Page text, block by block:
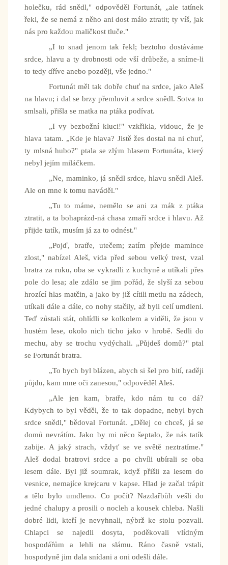
holečku, rád snědl," odpověděl Fortunát, „ale tatínek
řekl, že se nemá z něho ani dost málo ztratit; ty víš, jak
nás pro každou maličkost tluče."
„I to snad jenom tak řekl; beztoho dostáváme
srdce, hlavu a ty drobnosti ode vší drůbeže, a sníme-li
to tedy dříve anebo později, vše jedno."
Fortunát měl tak dobře chuť na srdce, jako Aleš
na hlavu; i dal se brzy přemluvit a srdce snědl. Sotva to
smlsali, přišla se matka na ptáka podívat.
„I vy bezbožní kluci!" vzkřikla, vidouc, že je
hlava tatam. „Kde je hlava? Jistě žes dostal na ni chuť,
ty mlsná hubo?" ptala se zlým hlasem Fortunáta, který
nebyl jejím miláčkem.
„Ne, maminko, já snědl srdce, hlavu snědl Aleš.
Ale on mne k tomu naváděl."
„Tu to máme, nemělo se ani za mák z ptáka
ztratit, a ta bohaprázd-ná chasa zmaří srdce i hlavu. Až
přijde tatík, musím já za to odnést."
„Pojď, bratře, utečem; zatím přejde mamince
zlost," nabízel Aleš, vida před sebou velký trest, vzal
bratra za ruku, oba se vykradli z kuchyně a utíkali přes
pole do lesa; ale zdálo se jim pořád, že slyší za sebou
hrozící hlas matčin, a jako by již cítili metlu na zádech,
utíkali dále a dále, co nohy stačily, až byli celí umdleni.
Teď zůstali stát, ohlídli se kolkolem a viděli, že jsou v
hustém lese, okolo nich ticho jako v hrobě. Sedli do
mechu, aby se trochu vydýchali. „Půjdeš domů?" ptal
se Fortunát bratra.
„To bych byl blázen, abych si šel pro bití, raději
půjdu, kam mne oči zanesou," odpověděl Aleš.
„Ale jen kam, bratře, kdo nám tu co dá?
Kdybych to byl věděl, že to tak dopadne, nebyl bych
srdce snědl," bědoval Fortunát. „Dělej co chceš, já se
domů nevrátím. Jako by mi něco šeptalo, že nás tatík
zabije. A jaký strach, vždyť se ve světě neztratíme."
Aleš dodal bratrovi srdce a po chvíli ubírali se oba
lesem dále. Byl již soumrak, když přišli za lesem do
vesnice, nemajíce krejcaru v kapse. Hlad je začal trápit
a tělo bylo umdleno. Co počít? Nazdařbůh vešli do
jedné chalupy a prosili o nocleh a kousek chleba. Našli
dobré lidi, kteří je nevyhnali, nýbrž ke stolu pozvali.
Chlapci se najedli dosyta, poděkovali vlídným
hospodářům a lehli na slámu. Ráno časně vstali,
hospodyně jim dala snídani a oni odešli dále.